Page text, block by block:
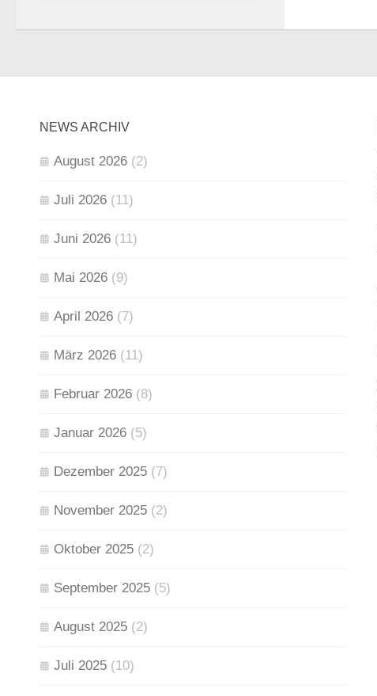
NEWS ARCHIV
August 2026 (2)
Juli 2026 (11)
Juni 2026 (11)
Mai 2026 (9)
April 2026 (7)
März 2026 (11)
Februar 2026 (8)
Januar 2026 (5)
Dezember 2025 (7)
November 2025 (2)
Oktober 2025 (2)
September 2025 (5)
August 2025 (2)
Juli 2025 (10)